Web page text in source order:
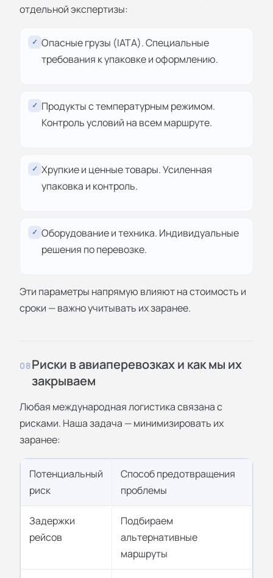
отдельной экспертизы:
✓ Опасные грузы (IATA). Специальные
требования к упаковке и оформлению.
✓ Продукты с температурным режимом.
Контроль условий на всем маршруте.
✓ Хрупкие и ценные товары. Усиленная
упаковка и контроль.
✓ Оборудование и техника. Индивидуальные
решения по перевозке.
Эти параметры напрямую влияют на стоимость и
сроки — важно учитывать их заранее.
08Риски в авиаперевозках и как мы их
закрываем
Любая международная логистика связана с
рисками. Наша задача — минимизировать их
заранее:
Потенциальный
риск
Способ предотвращения
проблемы
Задержки
рейсов
Подбираем
альтернативные
маршруты